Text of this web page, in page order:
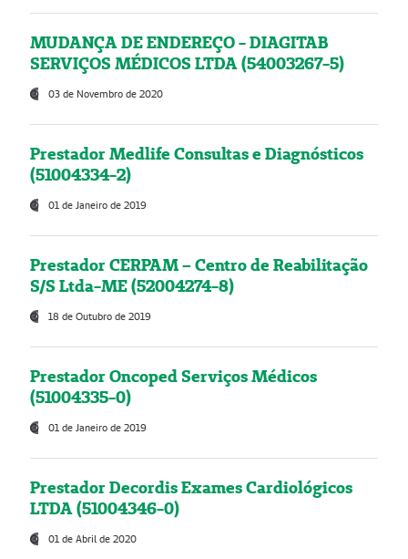
MUDANÇA DE ENDEREÇO - DIAGITAB
SERVIÇOS MÉDICOS LTDA (54003267-5)
03 de Novembro de 2020
Prestador Medlife Consultas e Diagnósticos
(51004334-2)
01 de Janeiro de 2019
Prestador CERPAM – Centro de Reabilitação
S/S Ltda-ME (52004274-8)
18 de Outubro de 2019
Prestador Oncoped Serviços Médicos
(51004335-0)
01 de Janeiro de 2019
Prestador Decordis Exames Cardiológicos
LTDA (51004346-0)
01 de Abril de 2020